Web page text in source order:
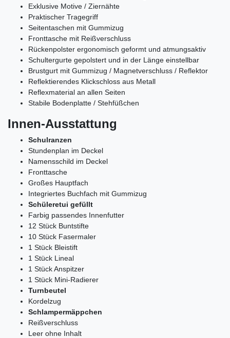
Exklusive Motive / Ziernähte
Praktischer Tragegriff
Seitentaschen mit Gummizug
Fronttasche mit Reißverschluss
Rückenpolster ergonomisch geformt und atmungsaktiv
Schultergurte gepolstert und in der Länge einstellbar
Brustgurt mit Gummizug / Magnetverschluss / Reflektor
Reflektierendes Klickschloss aus Metall
Reflexmaterial an allen Seiten
Stabile Bodenplatte / Stehfüßchen
Innen-Ausstattung
Schulranzen
Stundenplan im Deckel
Namensschild im Deckel
Fronttasche
Großes Hauptfach
Integriertes Buchfach mit Gummizug
Schüleretui gefüllt
Farbig passendes Innenfutter
12 Stück Buntstifte
10 Stück Fasermaler
1 Stück Bleistift
1 Stück Lineal
1 Stück Anspitzer
1 Stück Mini-Radierer
Turnbeutel
Kordelzug
Schlampermäppchen
Reißverschluss
Leer ohne Inhalt